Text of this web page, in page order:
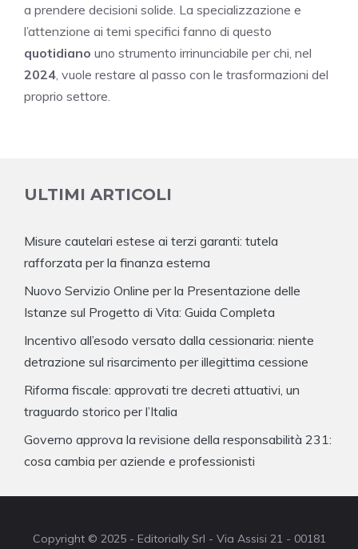
a prendere decisioni solide. La specializzazione e
l’attenzione ai temi specifici fanno di questo
quotidiano uno strumento irrinunciabile per chi, nel
2024 , vuole restare al passo con le trasformazioni del
proprio settore.
ULTIMI ARTICOLI
Misure cautelari estese ai terzi garanti: tutela
rafforzata per la finanza esterna
Nuovo Servizio Online per la Presentazione delle
Istanze sul Progetto di Vita: Guida Completa
Incentivo all’esodo versato dalla cessionaria: niente
detrazione sul risarcimento per illegittima cessione
Riforma fiscale: approvati tre decreti attuativi, un
traguardo storico per l’Italia
Governo approva la revisione della responsabilità 231:
cosa cambia per aziende e professionisti
Copyright © 2025 - Editorially Srl - Via Assisi 21 - 00181